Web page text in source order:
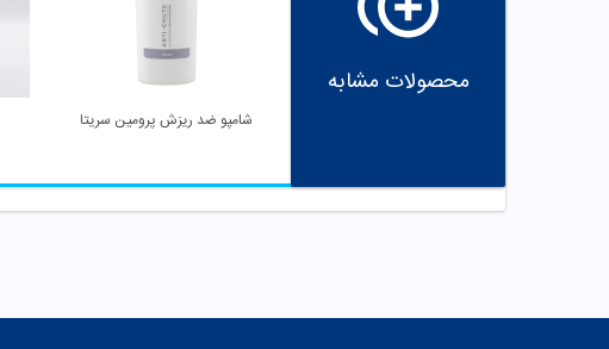
محصولات مشابه
شامپو ضد ریزش پرومین سریتا